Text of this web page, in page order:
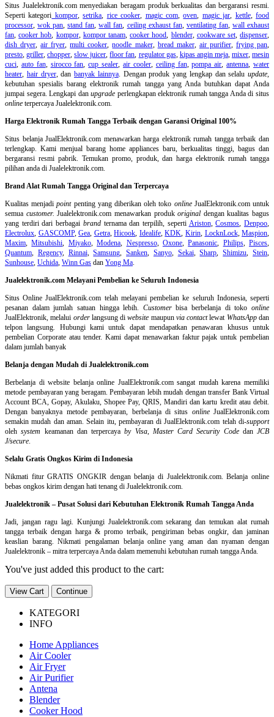
Situs Jualelektronik.com menyediakan beragam produk berkualitas dan bergaransi resmi.
Seperti kategori kompor,setrika, rice cooker, magic com,oven, magic jar, kettle,food
processor,wok pan,stand fan,wall fan, ceiling exhaust fan, ventilating fan, wall exhaust
fan,cooker hob, kompor, kompor tanam,cooker hood, blender, cookware set,dispenser,
dish dryer,air fryer,multi cooker,noodle maker, bread maker, air purifier, frying pan,
presto,griller,chopper,slow juicer,floor fan, regulator gas, kipas angin meja, mixer,mesin
cuci, auto fan, sirocco fan,cup sealer,air cooler, ceiling fan,pompa air,antenna,water
heater, hair dryer, dan banyak lainnya. Dengan produk yang lengkap dan selalu update,
kebutuhan spesialis barang elektronik rumah tangga yang Anda butuhkan dapat Anda
jumpai segera. Lengkapi danupgrade perlengkapan elektronik rumah tangga Anda di situs
online terpercaya Jualelektronik.com.
Harga Elektronik Rumah Tangga Terbaik dengan Garansi Original 100%
Situs belanjaJualElektronik.com menawarkan harga elektronik rumah tangga terbaik dan
terlengkap. Kami menjual barang home appliances baru, berkualitas tinggi, bagus dan
bergaransi resmi pabrik. Temukan promo, produk, dan harga elektronik rumah tangga
pilihan anda di Jualelektronik.com.
Brand Alat Rumah Tangga Original dan Terpercaya
Kualitas menjadipointpenting yang diberikan oleh toko onlineJualElektronik.com untuk
semua customer. Jualelektronik.com menawarkan produkoriginal dengan kualitas bagus
yang terdiri dari berbagai brandternama dan terpilih, seperti Ariston,Cosmos,Denpoo,
Electrolux, GASCOMP,Gea, Getra,Hicook, Idealife,KDK, Kirin, LocknLock,Maspion,
Maxim,Mitsubishi, Miyako,Modena, Nespresso, Oxone,Panasonic, Philips, Pisces,
Quantum, Regency, Rinnai,Samsung,Sanken, Sanyo, Sekai,Sharp,Shimizu,Stein,
Sunhouse, Uchida, Winn Gas dan Yong Ma.
Jualelektronik.com Melayani Pembelian ke Seluruh Indonesia
Situs Online JualElektronik.com telah melayani pembelian ke seluruh Indonesia, seperti
pesanan dalam jumlah satuan hingga lebih. Customerbisa berbelanja di tokoonline
JualElektronik, melalui orderlangsung diwebsite maupun via contactlewat WhatsAppdan
telpon langsung. Hubungi kami untuk dapat mendapatkan penawaran khusus untuk
pembelian Corporate atau tender. Kami dapat menawarkan faktur pajak untuk pembelian
dalam jumlah banyak
Belanja dengan Mudah di Jualelektronik.com
Berbelanja diwebsite belanja online JualElektronik.com sangat mudah karena memiliki
metode pembayaran yang beragam. Pembayaran lebih mudah dengan transfer Bank Virtual
Account BCA, Gopay, Akulaku, Shopee Pay, QRIS, Mandiri dan kartu kredit atau debit.
Dengan banyaknya metode pembayaran, berbelanja di situs onlineJualElektronik.com
semakin mudah dan aman. Selain itu, pembayaran di JualElektronik.com telah di-support
olehsystem keamanan dan terpercayaby Visa, Master Card Security Codedan JCB
J/secure.
Selalu Gratis Ongkos Kirim di Indonesia
Nikmati fitur GRATIS ONGKIR dengan belanja di Jualelektronik.com. Belanja online
bebas ongkos kirim dengan hati tenang di Jualelektronik.com.
Jualelektronik – Pusat Solusi dari Kebutuhan Elektronik Rumah Tangga Anda
Jadi, jangan ragu lagi. Kunjungi Jualelektronik.com sekarang dan temukan alat rumah
tangga terbaik dengan harga & promo terbaik, pengiriman bebas ongkir, dan jaminan
keaslian barang. Nikmati pengalaman belanja online yang aman dan nyaman dengan
Jualelektronik – mitra terpercaya Anda dalam memenuhi kebutuhan rumah tangga Anda.
You've just added this product to the cart:
View Cart Continue
KATEGORI
INFO
Home Appliances
Air Cooler
Air Fryer
Air Purifier
Antena
Blender
Cooker Hood